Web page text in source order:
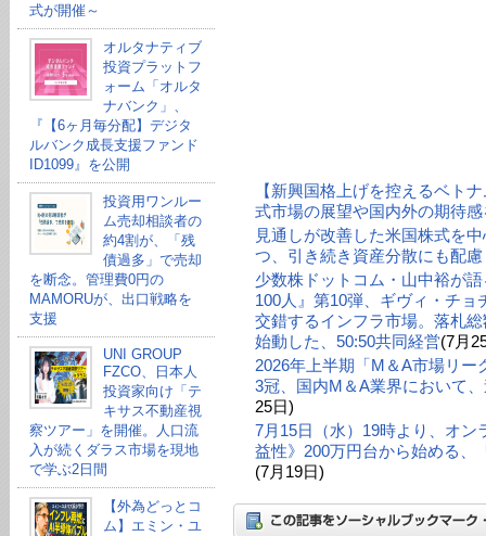
式が開催～
オルタナティブ
投資プラットフ
ォーム「オルタ
ナバンク」、
『【6ヶ月毎分配】デジタ
ルバンク成長支援ファンド
ID1099』を公開
投資用ワンルー
ム売却相談者の
約4割が、「残
債過多」で売却
を断念。管理費0円の
MAMORUが、出口戦略を
支援
UNI GROUP
FZCO、日本人
投資家向け「テ
キサス不動産視
察ツアー」を開催。人口流
入が続くダラス市場を現地
で学ぶ2日間
【外為どっとコ
ム】エミン・ユ
【新興国格上げを控えるベト
式市場の展望や国内外の期待
見通しが改善した米国株式を
つ、引き続き資産分散にも配
少数株ドットコム・山中裕が
100人』第10弾、ギヴィ・チ
交錯するインフラ市場。落札
始動した、50:50共同経営(7月
2026年上半期「M＆A市場リー
3冠、国内M＆A業界において
25日)
7月15日（水）19時より、オン
益性》200万円台から始める、
(7月19日)